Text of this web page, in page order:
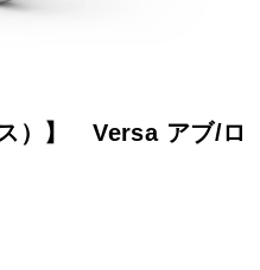
ス）】 Versa アブ/ロ